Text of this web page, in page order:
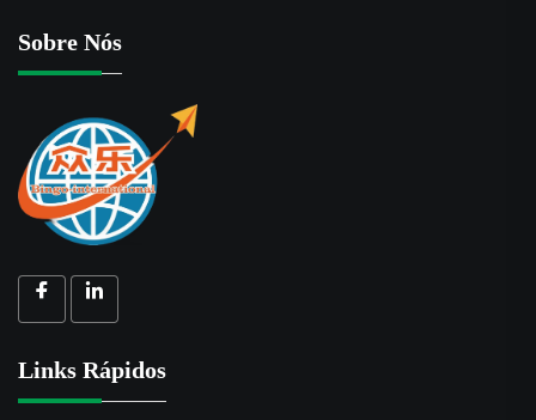
Sobre Nós
Links Rápidos